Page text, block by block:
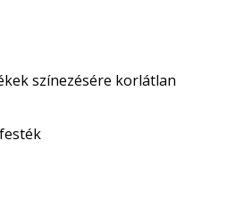
színezésére korlátlan